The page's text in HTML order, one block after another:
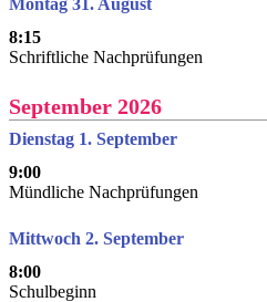
Montag 31. August
8:15
Schriftliche Nachprüfungen
September 2026
Dienstag 1. September
9:00
Mündliche Nachprüfungen
Mittwoch 2. September
8:00
Schulbeginn